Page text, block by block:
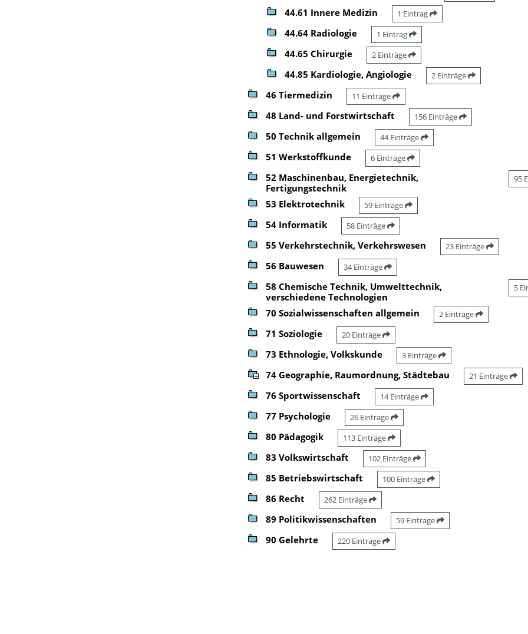
44.61 Innere Medizin 1 Eintrag
44.64 Radiologie 1 Eintrag
44.65 Chirurgie 2 Einträge
44.85 Kardiologie, Angiologie 2 Einträge
46 Tiermedizin 11 Einträge
48 Land- und Forstwirtschaft 156 Einträge
50 Technik allgemein 44 Einträge
51 Werkstoffkunde 6 Einträge
52 Maschinenbau, Energietechnik,
Fertigungstechnik
95
53 Elektrotechnik 59 Einträge
54 Informatik 58 Einträge
55 Verkehrstechnik, Verkehrswesen 23 Einträge
56 Bauwesen 34 Einträge
58 Chemische Technik, Umwelttechnik,
verschiedene Technologien
5
70 Sozialwissenschaften allgemein 2 Einträge
71 Soziologie 20 Einträge
73 Ethnologie, Volkskunde 3 Einträge
74 Geographie, Raumordnung, Städtebau 21 Einträge
76 Sportwissenschaft 14 Einträge
77 Psychologie 26 Einträge
80 Pädagogik 113 Einträge
83 Volkswirtschaft 102 Einträge
85 Betriebswirtschaft 100 Einträge
86 Recht 262 Einträge
89 Politikwissenschaften 59 Einträge
90 Gelehrte 220 Einträge